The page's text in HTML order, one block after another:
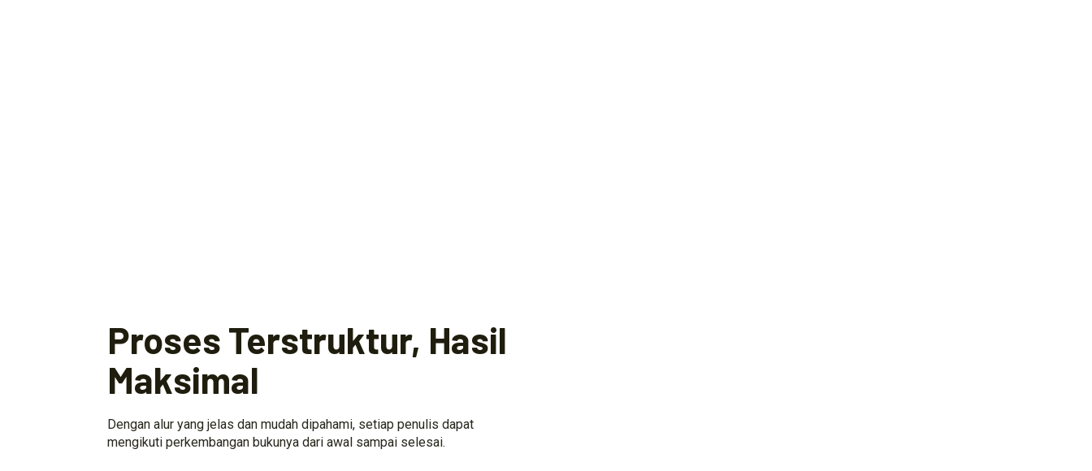
Proses Terstruktur, Hasil
Maksimal
Dengan alur yang jelas dan mudah dipahami, setiap penulis dapat
mengikuti perkembangan bukunya dari awal sampai selesai.